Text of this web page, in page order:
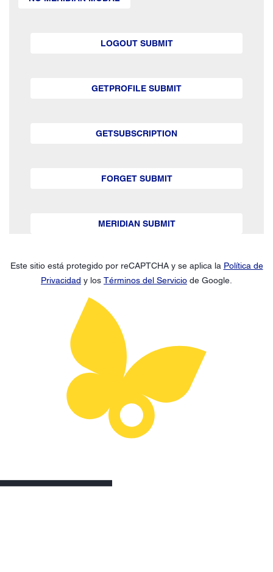
LOGOUT SUBMIT
GETPROFILE SUBMIT
GETSUBSCRIPTION
FORGET SUBMIT
MERIDIAN SUBMIT
Este sitio está protegido por reCAPTCHA y se aplica la Política de
Privacidad y los Términos del Servicio de Google.